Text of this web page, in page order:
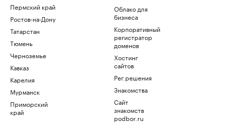
Пермский край
Ростов-на-Дону
Татарстан
Тюмень
Черноземье
Кавказ
Карелия
Мурманск
Приморский
край
Облако для
бизнеса
Корпоративный
регистратор
доменов
Хостинг
сайтов
Рег.решения
Знакомства
Сайт
знакомств
podbor.ru